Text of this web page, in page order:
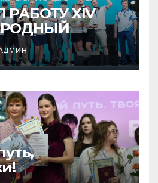
XIV
ФОРУМ
БУДУЩЕГО –